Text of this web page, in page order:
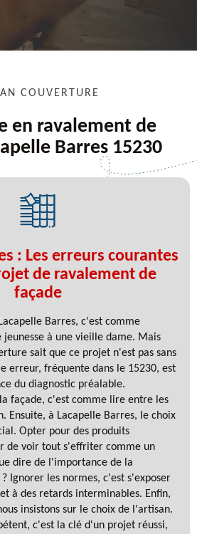
COUVERTURE
en ravalement de
Barres 15230
: Les erreurs courantes
de ravalement de
façade
Barres, c'est comme
jeunesse à une vieille dame. Mais
sait que ce projet n'est pas sans
erreur, fréquente dans le 15230, est
du diagnostic préalable.
façade, c'est comme lire entre les
Ensuite, à Lacapelle Barres, le choix
Opter pour des produits
de voir tout s'effriter comme un
dire de l'importance de la
Ignorer les normes, c'est s'exposer
à des retards interminables. Enfin,
insistons sur le choix de l'artisan.
c'est la clé d'un projet réussi,